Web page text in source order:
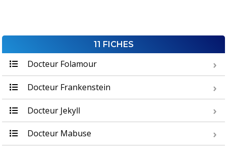
11 FICHES
Docteur Folamour
Docteur Frankenstein
Docteur Jekyll
Docteur Mabuse